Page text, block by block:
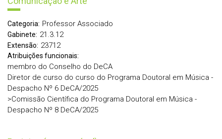
Categoria: Professor Associado
Gabinete: 21.3.12
Extensão: 23712
Atribuições funcionais:
membro do Conselho do DeCA
Diretor de curso do curso do Programa Doutoral em Música -
Despacho Nº 6 DeCA/2025
>Comissão Científica do Programa Doutoral em Música -
Despacho Nº 8 DeCA/2025